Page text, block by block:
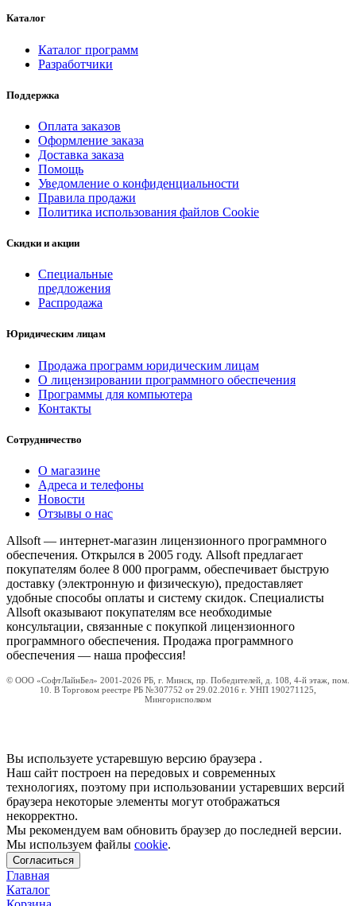
Каталог
Каталог программ
Разработчики
Поддержка
Оплата заказов
Оформление заказа
Доставка заказа
Помощь
Уведомление о конфиденциальности
Правила продажи
Политика использования файлов Cookie
Скидки и акции
Специальные
предложения
Распродажа
Юридическим лицам
Продажа программ юридическим лицам
О лицензировании программного обеспечения
Программы для компьютера
Контакты
Сотрудничество
О магазине
Адреса и телефоны
Новости
Отзывы о нас
Allsoft — интернет-магазин лицензионного программного
обеспечения. Открылся в 2005 году. Allsoft предлагает
покупателям более 8 000 программ, обеспечивает быструю
доставку (электронную и физическую), предоставляет
удобные способы оплаты и систему скидок. Специалисты
Allsoft оказывают покупателям все необходимые
консультации, связанные с покупкой лицензионного
программного обеспечения. Продажа программного
обеспечения — наша профессия!
© ООО «СофтЛайнБел» 2001-2026 РБ, г. Минск, пр. Победителей, д. 108, 4-й этаж, пом.
10. В Торговом реестре РБ №307752 от 29.02.2016 г. УНП 190271125,
Мингорисполком
Вы используете устаревшую версию браузера .
Наш сайт построен на передовых и современных
технологиях, поэтому при использовании устаревших версий
браузера некоторые элементы могут отображаться
некорректно.
Мы рекомендуем вам обновить браузер до последней версии.
Мы используем файлы cookie.
Согласиться
Главная
Каталог